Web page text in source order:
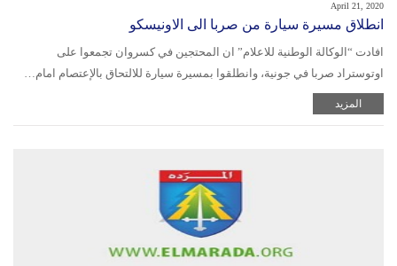
April 21, 2020
انطلاق مسيرة سيارة من صربا الى الاونيسكو
افادت “الوكالة الوطنية للاعلام” ان المحتجين في كسروان تجمعوا على
اوتوستراد صربا في جونية، وانطلقوا بمسيرة سيارة للالتحاق بالإعتصام امام…
المزيد